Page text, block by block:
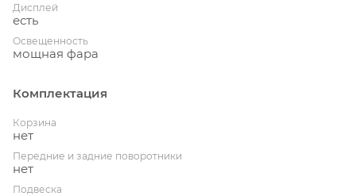
Дисплей
есть
Освещенность
мощная фара
Комплектация
Корзина
нет
Передние и задние поворотники
нет
Подвеска